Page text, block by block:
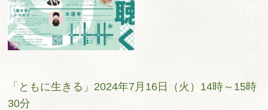
「ともに生きる」2024年7月16日（火）14時～15時
30分